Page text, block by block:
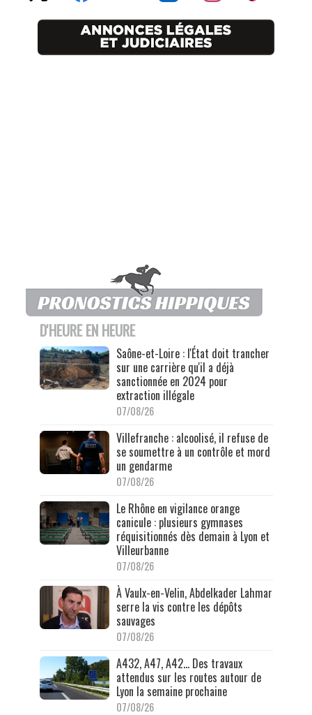
D'HEURE EN HEURE
Saône-et-Loire : l'État doit trancher
sur une carrière qu'il a déjà
sanctionnée en 2024 pour
extraction illégale
07/08/26
Villefranche : alcoolisé, il refuse de
se soumettre à un contrôle et mord
un gendarme
07/08/26
Le Rhône en vigilance orange
canicule : plusieurs gymnases
réquisitionnés dès demain à Lyon et
Villeurbanne
07/08/26
À Vaulx-en-Velin, Abdelkader Lahmar
serre la vis contre les dépôts
sauvages
07/08/26
A432, A47, A42… Des travaux
attendus sur les routes autour de
Lyon la semaine prochaine
07/08/26